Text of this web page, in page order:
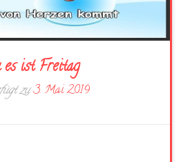
es ist Freitag
zu3. Mai 2019